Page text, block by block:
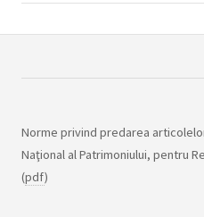
Norme privind predarea
Naţional al Patrimoniului, pentru
(pdf)